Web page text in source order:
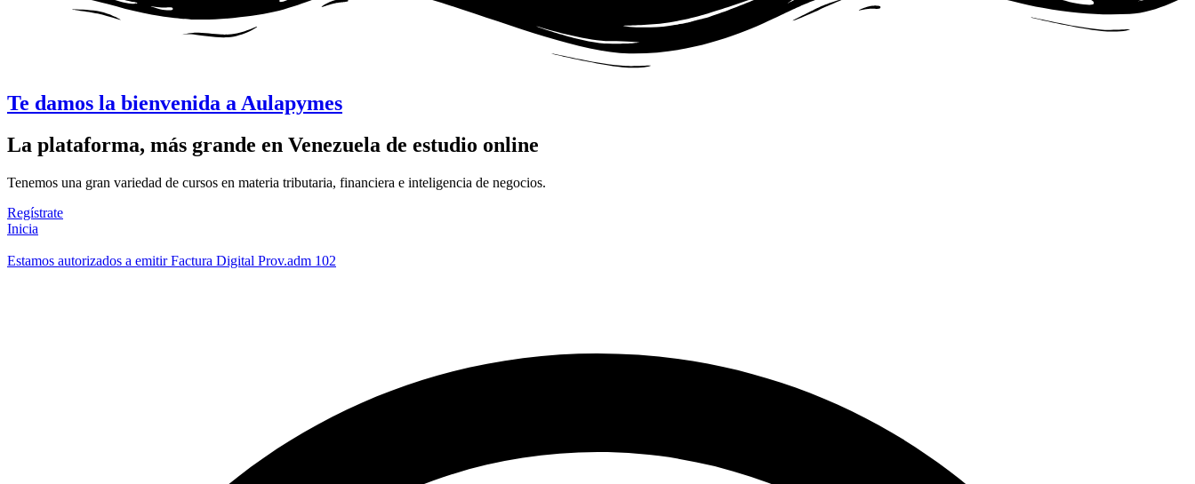
Te damos la bienvenida a Aulapymes
La plataforma, más grande en Venezuela de estudio online
Tenemos una gran variedad de cursos en materia tributaria, financiera e inteligencia de negocios.
Regístrate
Inicia
Estamos autorizados a emitir Factura Digital Prov.adm 102